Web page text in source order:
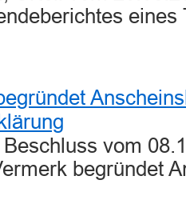
eines
vom
begründet